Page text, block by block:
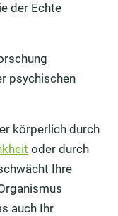
der Echte
psychischen
körperlich durch
oder durch
Ihre
auch Ihr